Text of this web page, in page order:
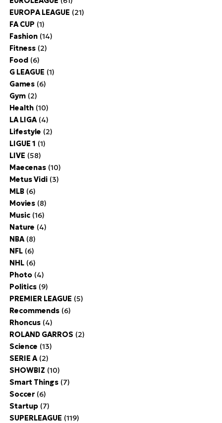
EUROPA LEAGUE (21)
FA CUP (1)
Fashion(14)
Fitness(2)
Food(6)
G LEAGUE (1)
Games(6)
Gym(2)
Health(10)
LA LIGA(4)
Lifestyle (2)
LIGUE 1 (1)
LIVE (58)
Maecenas(10)
Metus Vidi(3)
MLB(6)
Movies(8)
Music(16)
Nature (4)
NBA(8)
NFL(6)
NHL(6)
Photo(4)
Politics(9)
PREMIER LEAGUE (5)
Recommends(6)
Rhoncus(4)
ROLAND GARROS (2)
Science (13)
SERIE A(2)
SHOWBIZ (10)
Smart Things(7)
Soccer(6)
Startup(7)
SUPERLEAGUE (119)